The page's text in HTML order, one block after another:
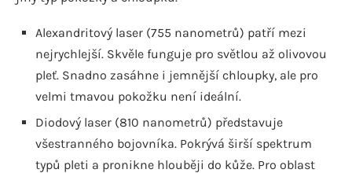
Alexandritový laser (755 nanometrů) patří mezi
nejrychlejší. Skvěle funguje pro světlou až olivovou
pleť. Snadno zasáhne i jemnější chloupky, ale pro
velmi tmavou pokožku není ideální.
Diodový laser (810 nanometrů) představuje
všestranného bojovníka. Pokrývá širší spektrum
typů pleti a pronikne hlouběji do kůže. Pro oblast